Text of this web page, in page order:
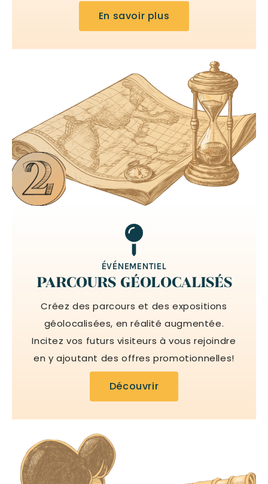
En savoir plus
ÉVÉNEMENTIEL
PARCOURS GÉOLOCALISÉS
Créez des parcours et des expositions
géolocalisées, en réalité augmentée.
Incitez vos futurs visiteurs à vous rejoindre
en y ajoutant des offres promotionnelles!
Découvrir